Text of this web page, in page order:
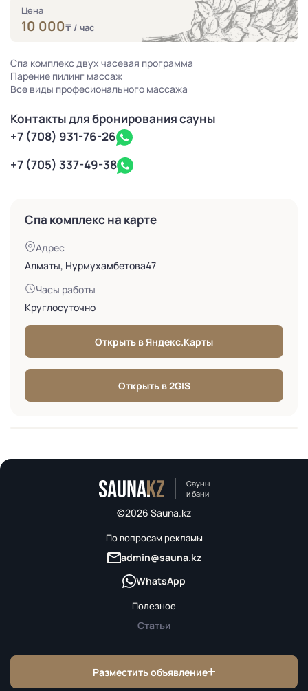
Цена
10 000₸ / час
Спа комплекс двух часевая программа
Парение пилинг массаж
Все виды професионального массажа
Контакты для бронирования сауны
+7 (708) 931-76-26
+7 (705) 337-49-38
Спа комплекс на карте
Адрес
Алматы, Нурмухамбетова47
Часы работы
Круглосуточно
Открыть в Яндекс.Карты
Открыть в 2GIS
Сауны
и бани
©2026 Sauna.kz
По вопросам рекламы
admin@sauna.kz
WhatsApp
Полезное
Статьи
Разместить объявление